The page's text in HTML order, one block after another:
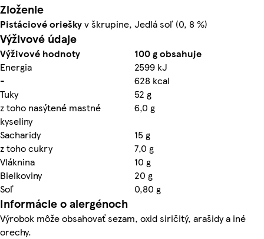
Zloženie
Pistáciové orieškyv škrupine, Jedlá soľ (0, 8 %)
Výživové údaje
Výživové hodnoty
100 g obsahuje
Energia
2599 kJ
-
628 kcal
Tuky
52 g
z toho nasýtené mastné
kyseliny
6,0 g
Sacharidy
15 g
z toho cukry
7,0 g
Vláknina
10 g
Bielkoviny
20 g
Soľ
0,80 g
Informácie o alergénoch
Výrobok môže obsahovať sezam, oxid siričitý, arašidy a iné
orechy.